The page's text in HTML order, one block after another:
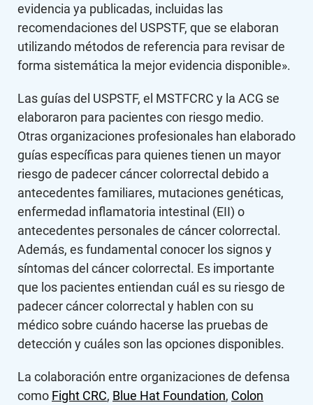
evidencia ya publicadas, incluidas las
recomendaciones del USPSTF, que se elaboran
utilizando métodos de referencia para revisar de
forma sistemática la mejor evidencia disponible».
Las guías del USPSTF, el MSTFCRC y la ACG se
elaboraron para pacientes con riesgo medio.
Otras organizaciones profesionales han elaborado
guías específicas para quienes tienen un mayor
riesgo de padecer cáncer colorrectal debido a
antecedentes familiares, mutaciones genéticas,
enfermedad inflamatoria intestinal (EII) o
antecedentes personales de cáncer colorrectal.
Además, es fundamental conocer los signos y
síntomas del cáncer colorrectal. Es importante
que los pacientes entiendan cuál es su riesgo de
padecer cáncer colorrectal y hablen con su
médico sobre cuándo hacerse las pruebas de
detección y cuáles son las opciones disponibles.
La colaboración entre organizaciones de defensa
como Fight CRC, Blue Hat Foundation, Colon